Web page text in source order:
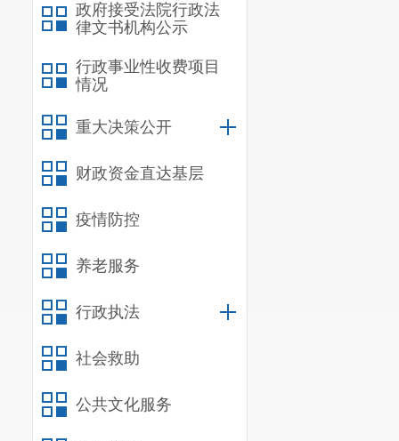
政府接受法院行政法
律文书机构公示
行政事业性收费项目
情况
重大决策公开
财政资金直达基层
疫情防控
养老服务
行政执法
社会救助
公共文化服务